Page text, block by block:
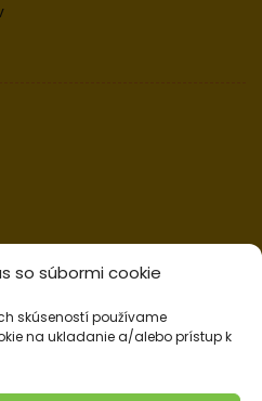
so súbormi cookie
skúseností používame
na ukladanie a/alebo prístup k